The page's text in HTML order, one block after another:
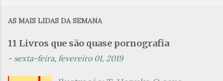
n
t
AS MAIS LIDAS DA SEMANA
11 Livros que são quase pornografia
- sexta-feira, fevereiro 01, 2019